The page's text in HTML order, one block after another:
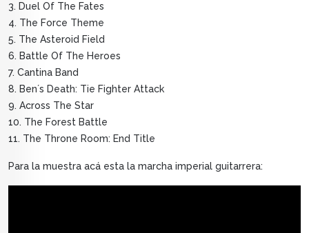
3. Duel Of The Fates
4. The Force Theme
5. The Asteroid Field
6. Battle Of The Heroes
7. Cantina Band
8. Ben´s Death: Tie Fighter Attack
9. Across The Star
10. The Forest Battle
11. The Throne Room: End Title
Para la muestra acá esta la marcha imperial guitarrera: